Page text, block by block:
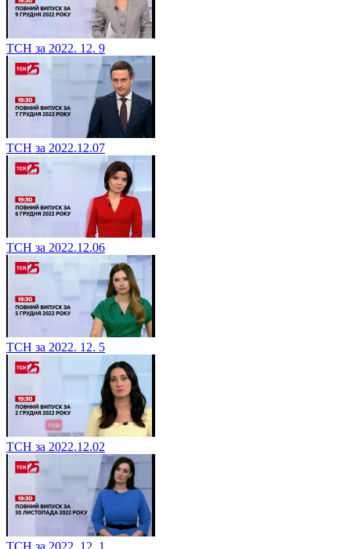
ТСН за 2022. 12. 9
ТСН за 2022.12.07
ТСН за 2022.12.06
ТСН за 2022. 12. 5
ТСН за 2022.12.02
ТСН за 2022. 12. 1